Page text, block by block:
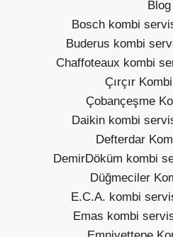
Blog
Bosch kombi
Buderus kombi
Chaffoteaux kombi
Çırçır
Çobançeşme
Daikin kombi
Defterdar
DemirDöküm kombi
Düğmeciler
E.C.A. kombi
Emas kombi